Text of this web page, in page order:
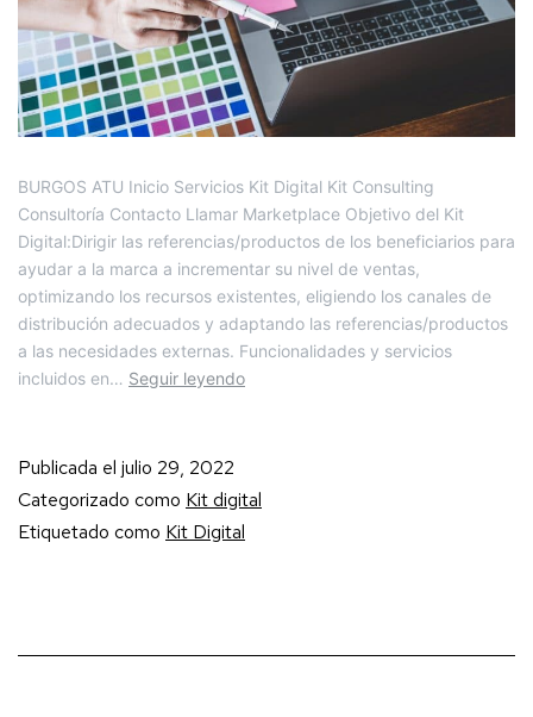
BURGOS ATU Inicio Servicios Kit Digital Kit Consulting
Consultoría Contacto Llamar Marketplace Objetivo del Kit
Digital:Dirigir las referencias/productos de los beneficiarios para
ayudar a la marca a incrementar su nivel de ventas,
optimizando los recursos existentes, eligiendo los canales de
distribución adecuados y adaptando las referencias/productos
a las necesidades externas. Funcionalidades y servicios
incluidos en… Seguir leyendo
Publicada el julio 29, 2022
Categorizado como Kit digital
Etiquetado como Kit Digital